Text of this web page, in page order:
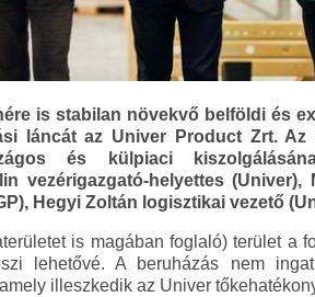
is stabilan növekvő belföldi és
láncát az Univer Product Zrt.
és külpiaci
vezérigazgató-helyettes
Hegyi Zoltán logisztikai vezető
is magában foglaló) terület a
lehetővé. A beruházás nem
illeszkedik az Univer